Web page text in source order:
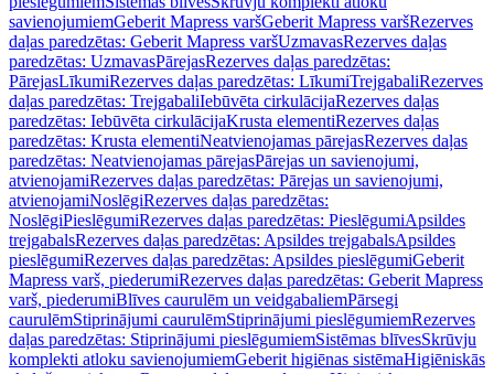
savienojumiemGeberit Mapress varšGeberit Mapress varšRezerves
daļas paredzētas: Geberit Mapress varšUzmavasRezerves daļas
paredzētas: UzmavasPārejasRezerves daļas paredzētas:
PārejasLīkumiRezerves daļas paredzētas: LīkumiTrejgabaliRezerves
daļas paredzētas: TrejgabaliIebūvēta cirkulācijaRezerves daļas
paredzētas: Iebūvēta cirkulācijaKrusta elementiRezerves daļas
paredzētas: Krusta elementiNeatvienojamas pārejasRezerves daļas
paredzētas: Neatvienojamas pārejasPārejas un savienojumi,
atvienojamiRezerves daļas paredzētas: Pārejas un savienojumi,
atvienojamiNoslēgiRezerves daļas paredzētas:
NoslēgiPieslēgumiRezerves daļas paredzētas: PieslēgumiApsildes
trejgabalsRezerves daļas paredzētas: Apsildes trejgabalsApsildes
pieslēgumiRezerves daļas paredzētas: Apsildes pieslēgumiGeberit
Mapress varš, piederumiRezerves daļas paredzētas: Geberit Mapress
varš, piederumiBlīves caurulēm un veidgabaliemPārsegi
caurulēmStiprinājumi caurulēmStiprinājumi pieslēgumiemRezerves
daļas paredzētas: Stiprinājumi pieslēgumiemSistēmas blīvesSkrūvju
komplekti atloku savienojumiemGeberit higiēnas sistēmaHigiēniskās